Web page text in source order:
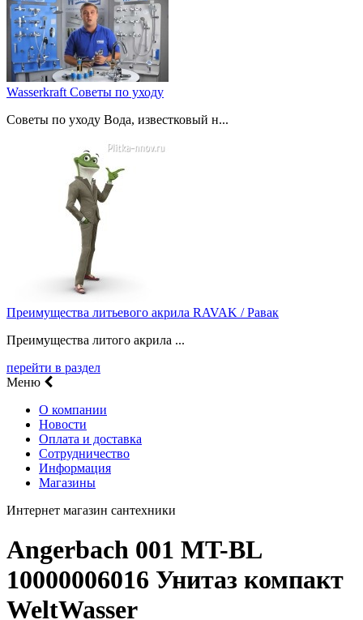
Wasserkraft Советы по уходу
Советы по уходу Вода, известковый н...
Преимущества литьевого акрила RAVAK / Равак
Преимущества литого акрила ...
перейти в раздел
Меню
О компании
Новости
Оплата и доставка
Сотрудничество
Информация
Магазины
Интернет магазин сантехники
Angerbach 001 MT-BL
10000006016 Унитаз компакт
WeltWasser